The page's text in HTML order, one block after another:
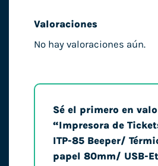
Valoraciones
No hay valoraciones aún.
Sé el primero en
“Impresora de
ITP-85 Beeper/
papel 80mm/ USB-